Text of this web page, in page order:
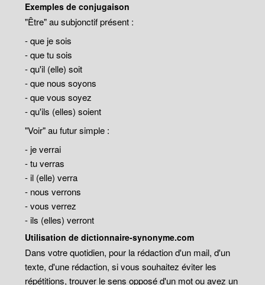
Exemples de conjugaison
"Être" au subjonctif présent :
- que je sois
- que tu sois
- qu'il (elle) soit
- que nous soyons
- que vous soyez
- qu'ils (elles) soient
"Voir" au futur simple :
- je verrai
- tu verras
- il (elle) verra
- nous verrons
- vous verrez
- ils (elles) verront
Utilisation de dictionnaire-synonyme.com
Dans votre quotidien, pour la rédaction d'un mail, d'un
texte, d'une rédaction, si vous souhaitez éviter les
répétitions, trouver le sens opposé d'un mot ou avez un